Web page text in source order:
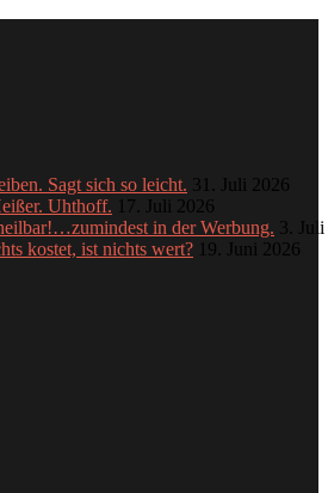
Sagt sich so leicht. 31. Juli 2026
Uhthoff. 17. Juli 2026
in der Werbung. 3.
kostet, ist nichts wert? 19. Juni 2026